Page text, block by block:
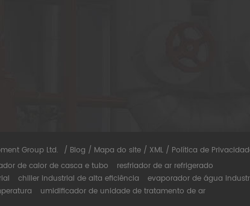
Group Ltd. / Blog / Mapa do site / XML / Política de
de calor de casca e tubo
resfriador de ar refrigerado
chiller industrial de alta eficiência
evaporador de água
umidificador de unidade de tratamento de ar